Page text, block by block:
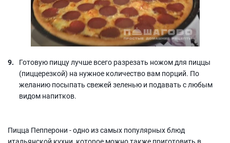
Готовую пиццу лучше всего разрезать ножом для пиццы
(пиццерезкой) на нужное количество вам порций. По
желанию посыпать свежей зеленью и подавать с любым
видом напитков.
Пицца Пепперони - одно из самых популярных блюд
итальянской кухни, которое можно также приготовить в